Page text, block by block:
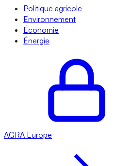
Politique agricole
Environnement
Économie
Énergie
AGRA Europe